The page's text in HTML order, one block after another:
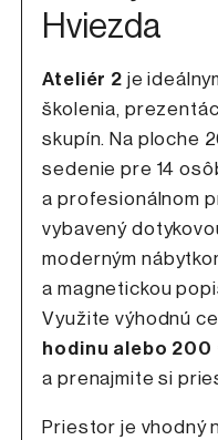
Hviezda
Ateliér 2 je
školenia,
skupín. Na ploche
sedenie pre 14
a profesionálnom
vybavený
moderným
a magnetickou
Využite výhodnú
hodinu alebo 200
a prenajmite si
Priestor je vhodný